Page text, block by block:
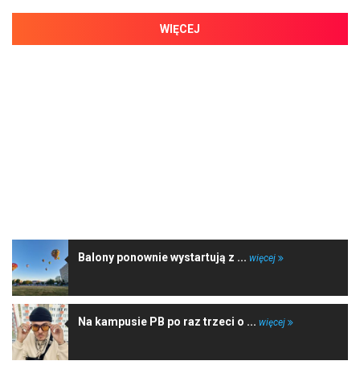
WIĘCEJ
Balony ponownie wystartują z ... więcej
Na kampusie PB po raz trzeci o ... więcej